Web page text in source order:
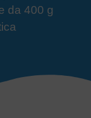
da 400 g